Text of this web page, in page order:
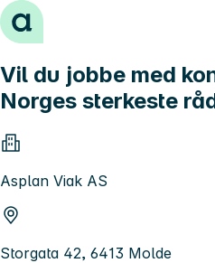
Hopp til innhold
Vil du jobbe med
Norges sterkeste
Asplan Viak AS
Storgata 42, 6413 Molde